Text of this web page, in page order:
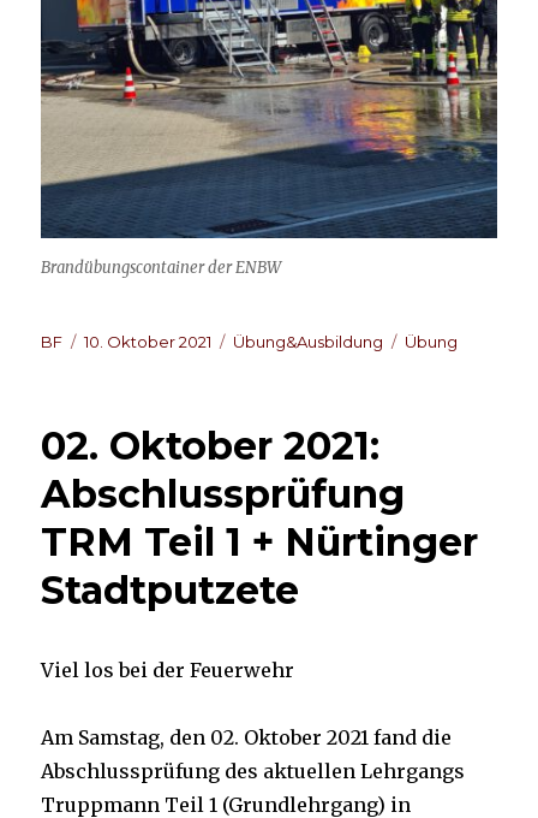
Brandübungscontainer der ENBW
Autor
BF
Veröffentlicht
10. Oktober 2021 Kategorien
Übung&Ausbildung Schlagwörter
Übung
02. Oktober 2021:
Abschlussprüfung
TRM Teil 1 + Nürtinger
Stadtputzete
Viel los bei der Feuerwehr
Am Samstag, den 02. Oktober 2021 fand die
Abschlussprüfung des aktuellen Lehrgangs
Truppmann Teil 1 (Grundlehrgang) in